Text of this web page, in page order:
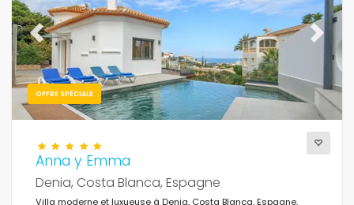
OFFRE SPÉCIALE
Previous Next
Anna y Emma
Denia, Costa Blanca, Espagne
Villa moderne et luxueuse à Denia, Costa Blanca, Espagne,